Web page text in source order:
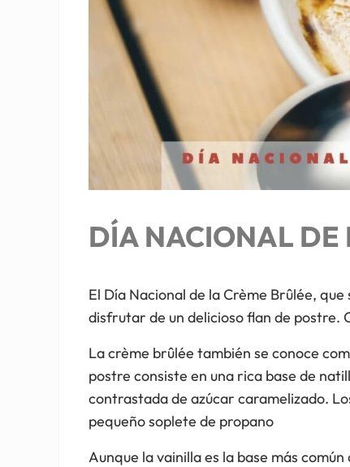
DÍA NACIONAL DE
El Día Nacional de la Crème Brûlée,
disfrutar de un delicioso flan de postre.
La crème brûlée también se conoce
postre consiste en una rica base de
contrastada de azúcar caramelizado.
pequeño soplete de propano
Aunque la vainilla es la base más